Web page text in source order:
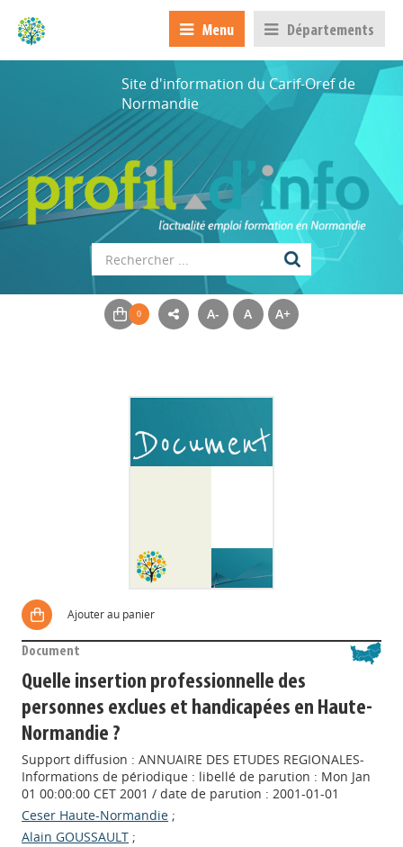
Menu Départements
Site d'information du Carif-Oref de
Normandie
A- A A+
Ajouter au panier
Document
Quelle insertion professionnelle des
personnes exclues et handicapées en Haute-
Normandie ?
Support diffusion : ANNUAIRE DES ETUDES REGIONALES-
Informations de périodique : libellé de parution : Mon Jan
01 00:00:00 CET 2001 / date de parution : 2001-01-01
Ceser Haute-Normandie ;
Alain GOUSSAULT ;